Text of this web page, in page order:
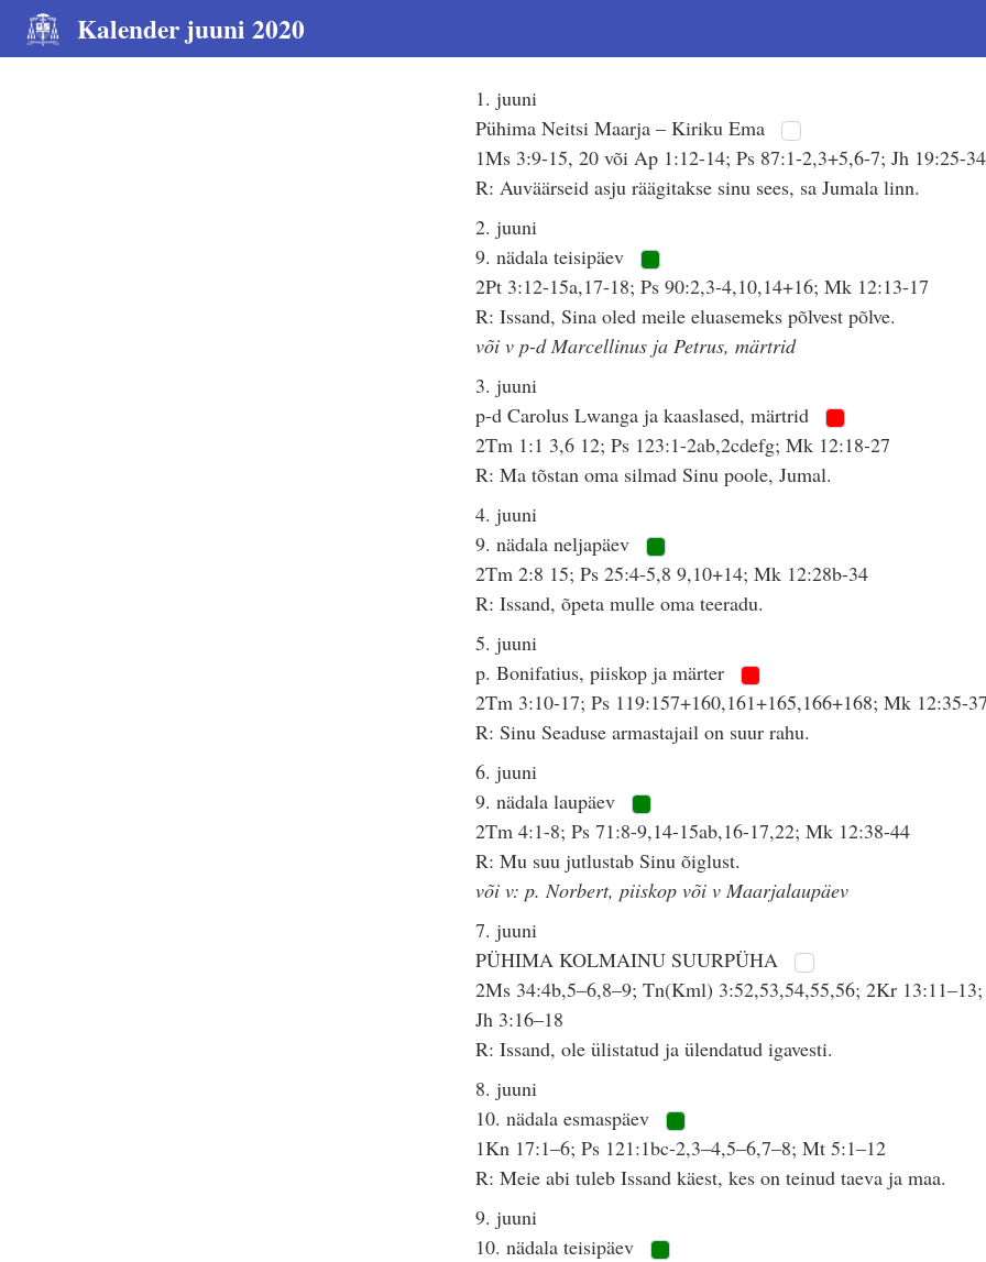
Kalender juuni 2020
1. juuni
Pühima Neitsi Maarja – Kiriku Ema
1Ms 3:9-15, 20 või Ap 1:12-14; Ps 87:1-2,3+5,6-7; Jh 19:25-34
R: Auväärseid asju räägitakse sinu sees, sa Jumala linn.
2. juuni
9. nädala teisipäev
2Pt 3:12-15a,17-18; Ps 90:2,3-4,10,14+16; Mk 12:13-17
R: Issand, Sina oled meile eluasemeks põlvest põlve.
või v p-d Marcellinus ja Petrus, märtrid
3. juuni
p-d Carolus Lwanga ja kaaslased, märtrid
2Tm 1:1 3,6 12; Ps 123:1-2ab,2cdefg; Mk 12:18-27
R: Ma tõstan oma silmad Sinu poole, Jumal.
4. juuni
9. nädala neljapäev
2Tm 2:8 15; Ps 25:4-5,8 9,10+14; Mk 12:28b-34
R: Issand, õpeta mulle oma teeradu.
5. juuni
p. Bonifatius, piiskop ja märter
2Tm 3:10-17; Ps 119:157+160,161+165,166+168; Mk 12:35-
R: Sinu Seaduse armastajail on suur rahu.
6. juuni
9. nädala laupäev
2Tm 4:1-8; Ps 71:8-9,14-15ab,16-17,22; Mk 12:38-44
R: Mu suu jutlustab Sinu õiglust.
või v: p. Norbert, piiskop või v Maarjalaupäev
7. juuni
PÜHIMA KOLMAINU SUURPÜHA
2Ms 34:4b,5–6,8–9; Tn(Kml) 3:52,53,54,55,56; 2Kr 13:11–13;
Jh 3:16–18
R: Issand, ole ülistatud ja ülendatud igavesti.
8. juuni
10. nädala esmaspäev
1Kn 17:1–6; Ps 121:1bc-2,3–4,5–6,7–8; Mt 5:1–12
R: Meie abi tuleb Issand käest, kes on teinud taeva ja maa.
9. juuni
10. nädala teisipäev